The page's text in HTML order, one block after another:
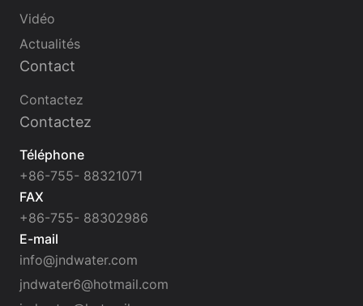
Vidéo
Actualités
Contact
Contactez
Contactez
Téléphone
+86-755- 88321071
FAX
+86-755- 88302986
E-mail
info@jndwater.com
jndwater6@hotmail.com